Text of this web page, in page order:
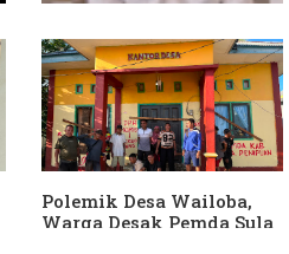
Dituding Jadikan
Bendahara Desa Wailoba
sebagai "ATM Berjalan",
Armin Soamole: Harus
Dibuktikan
Polemik Desa Wailoba,
Warga Desak Pemda Sula